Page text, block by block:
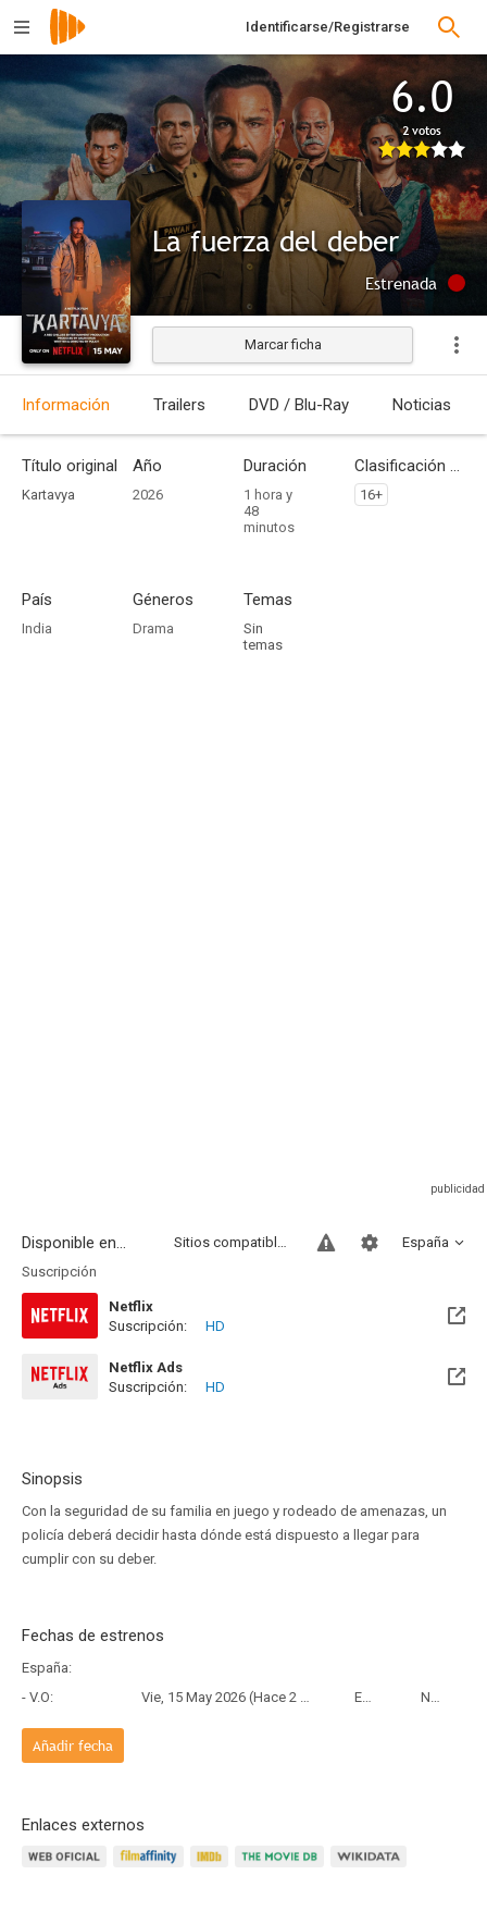
Identificarse/Registrarse
6.0
2 votos
La fuerza del deber
Estrenada
Marcar ficha
Información Trailers DVD / Blu-Ray Noticias
Título original
Kartavya
Año
2026
Duración
1 hora y
48
minutos
Clasificación por edades
16+
País
India
Géneros
Drama
Temas
Sin
temas
Disponible en... España
Sitios compatibles
Suscripción
Netflix
Suscripción:
HD
Netflix Ads
Suscripción:
HD
Sinopsis
Con la seguridad de su familia en juego y rodeado de amenazas, un
policía deberá decidir hasta dónde está dispuesto a llegar para
cumplir con su deber.
Fechas de estrenos
España:
- V.O:
Vie, 15 May 2026 (Hace 2 meses y 24 días) Estreno Netflix
Añadir fecha
Enlaces externos